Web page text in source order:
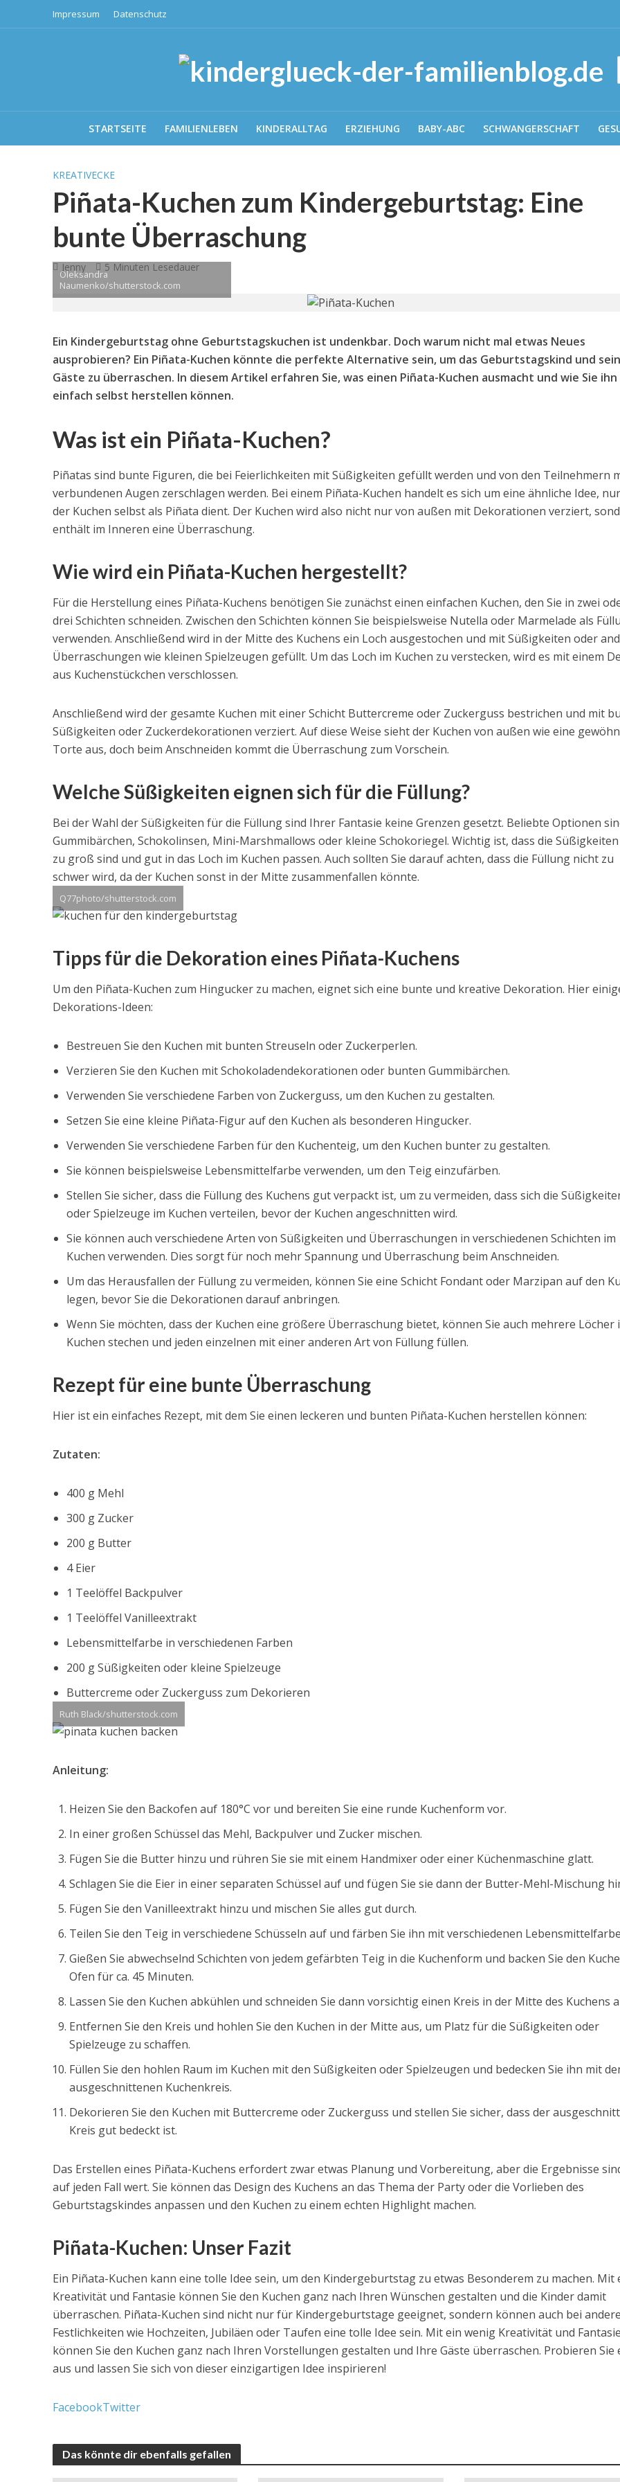
Impressum Datenschutz
STARTSEITE FAMILIENLEBEN KINDERALLTAG ERZIEHUNG BABY-ABC SCHWANGERSCHAFT
KREATIVECKE
Piñata-Kuchen zum Kindergeburtstag: Eine
bunte Überraschung
Jenny 5 Minuten Lesedauer
Oleksandra
Naumenko/shutterstock.com
Ein Kindergeburtstag ohne Geburtstagskuchen ist undenkbar. Doch warum nicht mal etwas Neues
ausprobieren? Ein Piñata-Kuchen könnte die perfekte Alternative sein, um das Geburtstagskind und
Gäste zu überraschen. In diesem Artikel erfahren Sie, was einen Piñata-Kuchen ausmacht und wie Sie ihn
einfach selbst herstellen können.
Was ist ein Piñata-Kuchen?
Piñatas sind bunte Figuren, die bei Feierlichkeiten mit Süßigkeiten gefüllt werden und von den Teilnehmern
verbundenen Augen zerschlagen werden. Bei einem Piñata-Kuchen handelt es sich um eine ähnliche Idee,
der Kuchen selbst als Piñata dient. Der Kuchen wird also nicht nur von außen mit Dekorationen verziert,
enthält im Inneren eine Überraschung.
Wie wird ein Piñata-Kuchen hergestellt?
Für die Herstellung eines Piñata-Kuchens benötigen Sie zunächst einen einfachen Kuchen, den Sie in zwei
drei Schichten schneiden. Zwischen den Schichten können Sie beispielsweise Nutella oder Marmelade als
verwenden. Anschließend wird in der Mitte des Kuchens ein Loch ausgestochen und mit Süßigkeiten oder
Überraschungen wie kleinen Spielzeugen gefüllt. Um das Loch im Kuchen zu verstecken, wird es mit einem
aus Kuchenstückchen verschlossen.
Anschließend wird der gesamte Kuchen mit einer Schicht Buttercreme oder Zuckerguss bestrichen und mit
Süßigkeiten oder Zuckerdekorationen verziert. Auf diese Weise sieht der Kuchen von außen wie eine
Torte aus, doch beim Anschneiden kommt die Überraschung zum Vorschein.
Welche Süßigkeiten eignen sich für die Füllung?
Bei der Wahl der Süßigkeiten für die Füllung sind Ihrer Fantasie keine Grenzen gesetzt. Beliebte Optionen
Gummibärchen, Schokolinsen, Mini-Marshmallows oder kleine Schokoriegel. Wichtig ist, dass die
zu groß sind und gut in das Loch im Kuchen passen. Auch sollten Sie darauf achten, dass die Füllung nicht zu
schwer wird, da der Kuchen sonst in der Mitte zusammenfallen könnte.
Q77photo/shutterstock.com
Tipps für die Dekoration eines Piñata-Kuchens
Um den Piñata-Kuchen zum Hingucker zu machen, eignet sich eine bunte und kreative Dekoration. Hier
Dekorations-Ideen:
Bestreuen Sie den Kuchen mit bunten Streuseln oder Zuckerperlen.
Verzieren Sie den Kuchen mit Schokoladendekorationen oder bunten Gummibärchen.
Verwenden Sie verschiedene Farben von Zuckerguss, um den Kuchen zu gestalten.
Setzen Sie eine kleine Piñata-Figur auf den Kuchen als besonderen Hingucker.
Verwenden Sie verschiedene Farben für den Kuchenteig, um den Kuchen bunter zu gestalten.
Sie können beispielsweise Lebensmittelfarbe verwenden, um den Teig einzufärben.
Stellen Sie sicher, dass die Füllung des Kuchens gut verpackt ist, um zu vermeiden, dass sich die
oder Spielzeuge im Kuchen verteilen, bevor der Kuchen angeschnitten wird.
Sie können auch verschiedene Arten von Süßigkeiten und Überraschungen in verschiedenen Schichten im
Kuchen verwenden. Dies sorgt für noch mehr Spannung und Überraschung beim Anschneiden.
Um das Herausfallen der Füllung zu vermeiden, können Sie eine Schicht Fondant oder Marzipan auf den
legen, bevor Sie die Dekorationen darauf anbringen.
Wenn Sie möchten, dass der Kuchen eine größere Überraschung bietet, können Sie auch mehrere Löcher
Kuchen stechen und jeden einzelnen mit einer anderen Art von Füllung füllen.
Rezept für eine bunte Überraschung
Hier ist ein einfaches Rezept, mit dem Sie einen leckeren und bunten Piñata-Kuchen herstellen können:
Zutaten:
400 g Mehl
300 g Zucker
200 g Butter
4 Eier
1 Teelöffel Backpulver
1 Teelöffel Vanilleextrakt
Lebensmittelfarbe in verschiedenen Farben
200 g Süßigkeiten oder kleine Spielzeuge
Buttercreme oder Zuckerguss zum Dekorieren
Ruth Black/shutterstock.com
Anleitung:
Heizen Sie den Backofen auf 180°C vor und bereiten Sie eine runde Kuchenform vor.
In einer großen Schüssel das Mehl, Backpulver und Zucker mischen.
Fügen Sie die Butter hinzu und rühren Sie sie mit einem Handmixer oder einer Küchenmaschine glatt.
Schlagen Sie die Eier in einer separaten Schüssel auf und fügen Sie sie dann der Butter-Mehl-Mischung
Fügen Sie den Vanilleextrakt hinzu und mischen Sie alles gut durch.
Teilen Sie den Teig in verschiedene Schüsseln auf und färben Sie ihn mit verschiedenen
Gießen Sie abwechselnd Schichten von jedem gefärbten Teig in die Kuchenform und backen Sie den
Ofen für ca. 45 Minuten.
Lassen Sie den Kuchen abkühlen und schneiden Sie dann vorsichtig einen Kreis in der Mitte des Kuchens
Entfernen Sie den Kreis und hohlen Sie den Kuchen in der Mitte aus, um Platz für die Süßigkeiten oder
Spielzeuge zu schaffen.
Füllen Sie den hohlen Raum im Kuchen mit den Süßigkeiten oder Spielzeugen und bedecken Sie ihn mit
ausgeschnittenen Kuchenkreis.
Dekorieren Sie den Kuchen mit Buttercreme oder Zuckerguss und stellen Sie sicher, dass der
Kreis gut bedeckt ist.
Das Erstellen eines Piñata-Kuchens erfordert zwar etwas Planung und Vorbereitung, aber die Ergebnisse
auf jeden Fall wert. Sie können das Design des Kuchens an das Thema der Party oder die Vorlieben des
Geburtstagskindes anpassen und den Kuchen zu einem echten Highlight machen.
Piñata-Kuchen: Unser Fazit
Ein Piñata-Kuchen kann eine tolle Idee sein, um den Kindergeburtstag zu etwas Besonderem zu machen. Mit
Kreativität und Fantasie können Sie den Kuchen ganz nach Ihren Wünschen gestalten und die Kinder damit
überraschen. Piñata-Kuchen sind nicht nur für Kindergeburtstage geeignet, sondern können auch bei
Festlichkeiten wie Hochzeiten, Jubiläen oder Taufen eine tolle Idee sein. Mit ein wenig Kreativität und
können Sie den Kuchen ganz nach Ihren Vorstellungen gestalten und Ihre Gäste überraschen. Probieren Sie
aus und lassen Sie sich von dieser einzigartigen Idee inspirieren!
FacebookTwitter
Das könnte dir ebenfalls gefallen